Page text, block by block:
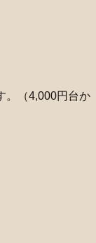
。（4,000円台か